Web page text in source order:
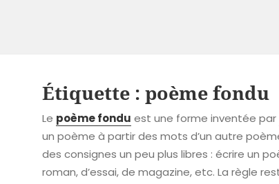
Étiquette :poème fondu
Le poème fondu est une forme inventée par
un poème à partir des mots d’un autre
des consignes un peu plus libres : écrire un
roman, d’essai, de magazine, etc. La règle